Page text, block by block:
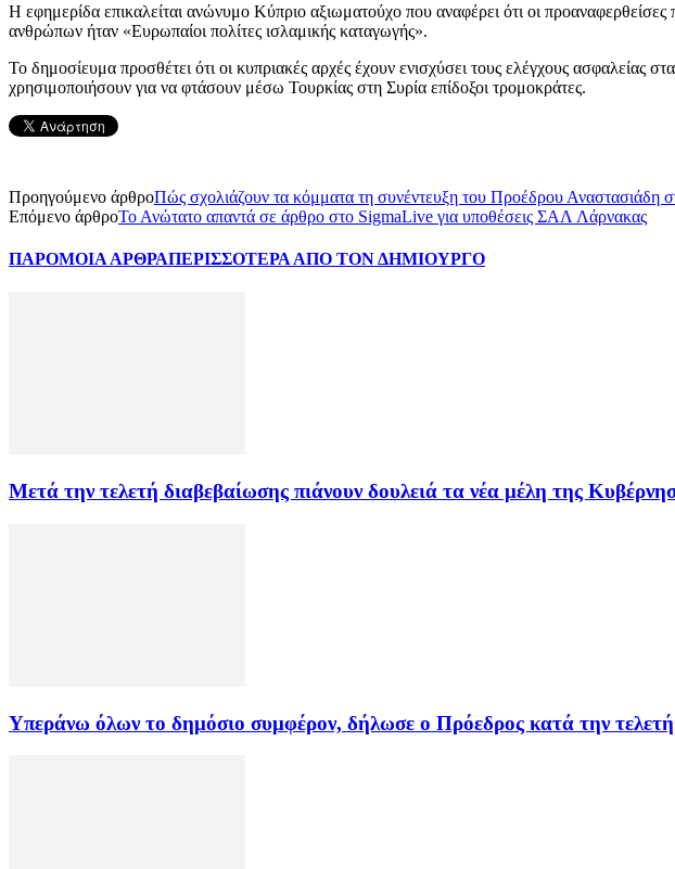
Η εφημερίδα επικαλείται ανώνυμο Κύπριο αξιωματούχο που αναφέρει ότι οι
ανθρώπων ήταν «Ευρωπαίοι πολίτες ισλαμικής καταγωγής».
Το δημοσίευμα προσθέτει ότι οι κυπριακές αρχές έχουν ενισχύσει τους ελέγχους
χρησιμοποιήσουν για να φτάσουν μέσω Τουρκίας στη Συρία επίδοξοι τρομοκράτες.
Προηγούμενο άρθροΠώς σχολιάζουν τα κόμματα τη συνέντευξη του Προέδρου Αναστασιάδη
Επόμενο άρθροΤο Ανώτατο απαντά σε άρθρο στο SigmaLive για υποθέσεις ΣΑΛ Λάρνακας
ΠΑΡΟΜΟΙΑ ΑΡΘΡΑΠΕΡΙΣΣΟΤΕΡΑ ΑΠΟ ΤΟΝ ΔΗΜΙΟΥΡΓΟ
Μετά την τελετή διαβεβαίωσης πιάνουν δουλειά τα νέα μέλη της
Υπεράνω όλων το δημόσιο συμφέρον, δήλωσε ο Πρόεδρος κατά την